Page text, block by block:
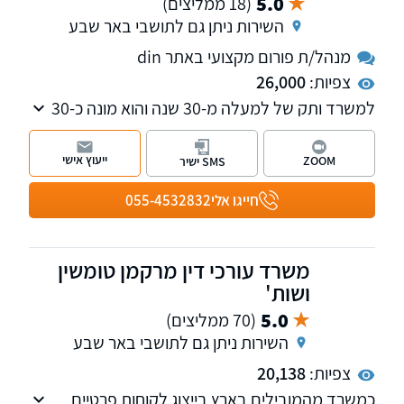
השירות ניתן גם לתושבי באר שבע
מנהל/ת פורום מקצועי באתר din
צפיות:26,000
למשרד ותק של למעלה מ-30 שנה והוא מונה כ-30
עובדים ותיקים ומנוסים, דוברי 19 שפות שונות.
המשרד מחולק ל-3 מחלקות שונות – מחלקת
אזרחויות אירופאיות, השקעות ודין זר, מחלקת נזיקין
ו מחלקת הגיל השלישי. המשרד ממוקם בתל אביב
ומעניק שירות ברחבי הארץ.
חייגו אלי055-4532832
ZOOM SMS ישיר ייעוץ אישי
משרד עורכי דין מרקמן טומשין
ושות'
5.0 (70 ממליצים)
השירות ניתן גם לתושבי באר שבע
צפיות:20,138